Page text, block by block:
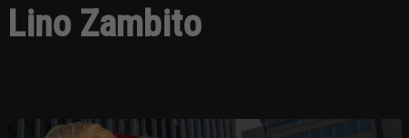
Lino Zambito